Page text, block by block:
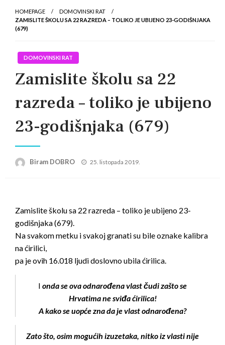
HOMEPAGE
DOMOVINSKI RAT
ZAMISLITE ŠKOLU SA 22 RAZREDA – TOLIKO JE UBIJENO 23-GODIŠNJAKA
(679)
DOMOVINSKI RAT
Zamislite školu sa 22
razreda – toliko je ubijeno
23-godišnjaka (679)
Biram DOBRO
Posted
25. listopada 2019.
Zamislite školu sa 22 razreda – toliko je ubijeno 23-
godišnjaka (679).
Na svakom metku i svakoj granati su bile oznake kalibra
na ćirilici,
pa je ovih 16.018 ljudi doslovno ubila ćirilica.
I onda se ova odnarođena vlast čudi zašto se
Hrvatima ne sviđa ćirilica!
A kako se uopće zna da je vlast odnarođena?
Zato što, osim mogućih izuzetaka, nitko iz vlasti nije